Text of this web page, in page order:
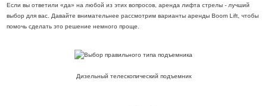
Если вы ответили «да» на любой из этих вопросов, аренда лифта стрелы - лучший
выбор для вас. Давайте внимательнее рассмотрим варианты аренды Boom Lift, чтобы
помочь сделать это решение немного проще.
Дизельный телескопический подъемник